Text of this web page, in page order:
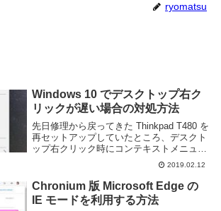
ryomatsu
Windows 10 でデスクトップ右ク
リックが遅い場合の対処方法
先日修理から戻ってきた Thinkpad T480 を
再セットアップしていたところ、デスクト
ップ右クリック時にコンテキストメニュー
がすぐ現れず、グルグルアイコン状態で一
分ほど待った後ようやく表示されるという
問題が発生した。右クリックに一分も...
2019.02.12
Chronium 版 Microsoft Edge の
IE モードを利用する方法